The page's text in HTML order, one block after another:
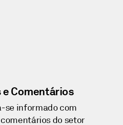
Comentários
se informado com
do setor